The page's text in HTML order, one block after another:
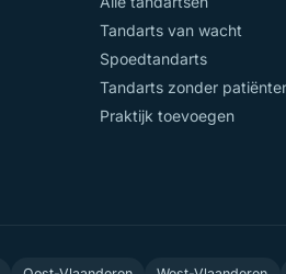
Tandarts van wacht
Spoedtandarts
Tandarts zonder
Praktijk toevoegen